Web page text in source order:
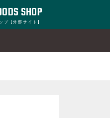
SHOP
プ [外部サイト]